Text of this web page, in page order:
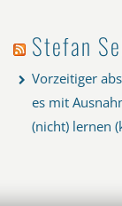
Stefan
Vorzeitiger
es mit
(nicht) lernen